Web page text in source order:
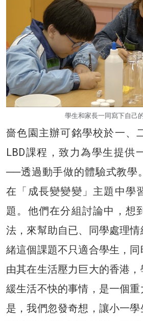
學生和家長一同寫下自己的
嗇色園主辦可銘學校於一、
LBD課程，致力為學生提供
──透過動手做的體驗式教學
在「成長變變變」主題中學
題。他們在分組討論中，想
法，來幫助自已、同學處理
緒這個課題不只適合學生，同
由其在生活壓力巨大的香港
緩生活不快的事情，是一個
是，我們忽發奇想，讓小一